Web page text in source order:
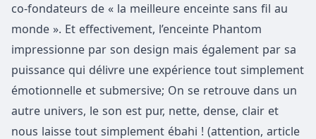
co-fondateurs de « la meilleure enceinte sans fil au
monde ». Et effectivement, l’enceinte Phantom
impressionne par son design mais également par sa
puissance qui délivre une expérience tout simplement
émotionnelle et submersive; On se retrouve dans un
autre univers, le son est pur, nette, dense, clair et
nous laisse tout simplement ébahi ! (attention, article